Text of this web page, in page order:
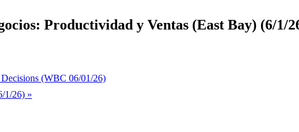
Productividad y Ventas (East Bay) (6/1/
(WBC 06/01/26)
1/26) »